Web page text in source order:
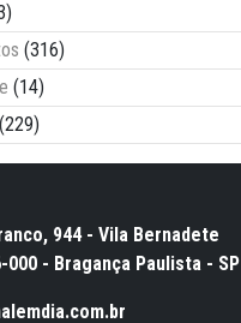
(316)
(14)
(229)
944 - Vila Bernadete
000 - Bragança Paulista - SP